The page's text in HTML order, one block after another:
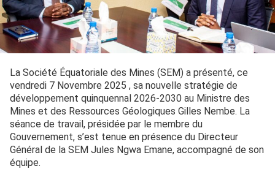
La Société Équatoriale des Mines (SEM) a présenté, ce
vendredi 7 Novembre 2025 , sa nouvelle stratégie de
développement quinquennal 2026-2030 au Ministre des
Mines et des Ressources Géologiques Gilles Nembe. La
séance de travail, présidée par le membre du
Gouvernement, s’est tenue en présence du Directeur
Général de la SEM Jules Ngwa Emane, accompagné de son
équipe.